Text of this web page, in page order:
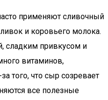
применяют сливочный
и коровьего молока.
сладким привкусом и
витаминов,
того, что сыр созревает
все полезные